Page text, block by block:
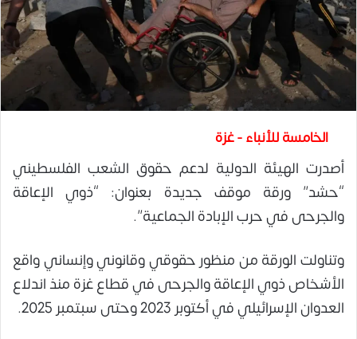
الخامسة للأنباء - غزة
أصدرت الهيئة الدولية لدعم حقوق الشعب الفلسطيني
“حشد” ورقة موقف جديدة بعنوان: “ذوي الإعاقة
والجرحى في حرب الإبادة الجماعية”.
وتناولت الورقة من منظور حقوقي وقانوني وإنساني واقع
الأشخاص ذوي الإعاقة والجرحى في قطاع غزة منذ اندلاع
العدوان الإسرائيلي في أكتوبر 2023 وحتى سبتمبر 2025.